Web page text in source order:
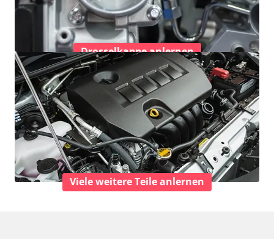
Drosselkappe anlernen
Viele weitere Teile anlernen